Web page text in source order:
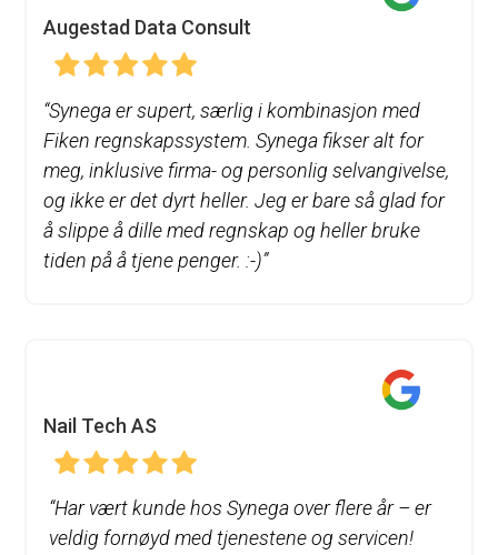
Augestad Data Consult
“Synega er supert, særlig i kombinasjon med
Fiken regnskapssystem. Synega fikser alt for
meg, inklusive firma- og personlig selvangivelse,
og ikke er det dyrt heller. Jeg er bare så glad for
å slippe å dille med regnskap og heller bruke
tiden på å tjene penger. :-)”
Nail Tech AS
“Har vært kunde hos Synega over flere år – er
veldig fornøyd med tjenestene og servicen!